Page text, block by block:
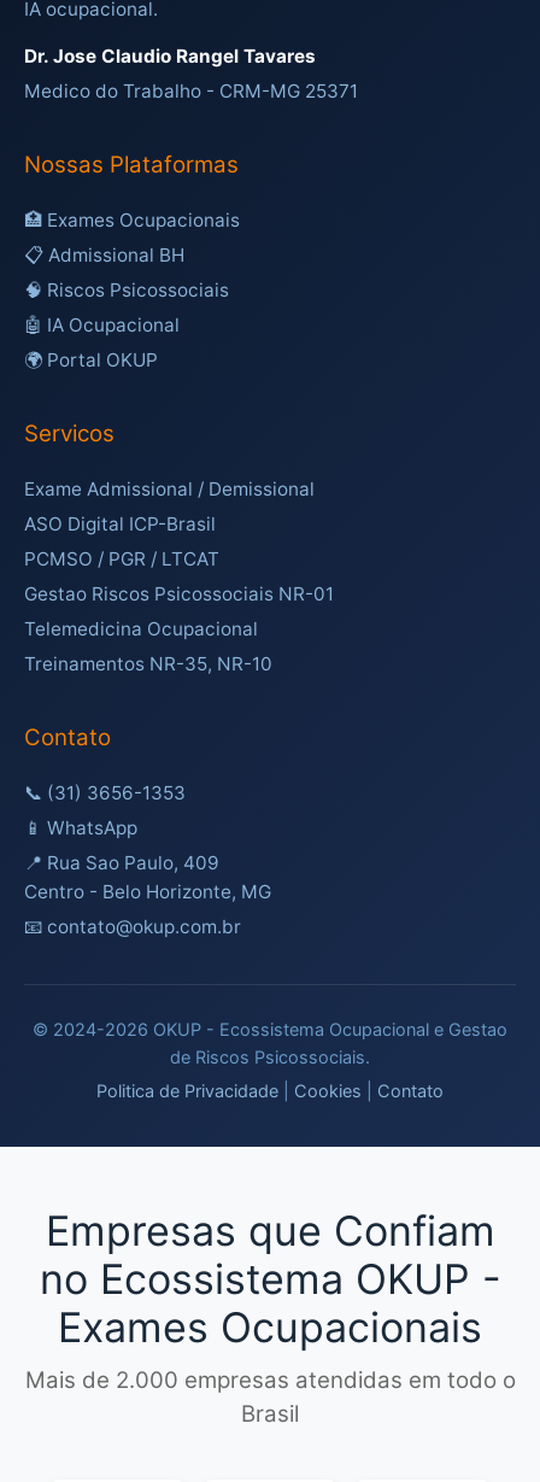
IA ocupacional.
Dr. Jose Claudio Rangel Tavares
Medico do Trabalho - CRM-MG 25371
Nossas Plataformas
🏥 Exames Ocupacionais
📋 Admissional BH
🧠 Riscos Psicossociais
🤖 IA Ocupacional
🌍 Portal OKUP
Servicos
Exame Admissional / Demissional
ASO Digital ICP-Brasil
PCMSO / PGR / LTCAT
Gestao Riscos Psicossociais NR-01
Telemedicina Ocupacional
Treinamentos NR-35, NR-10
Contato
📞 (31) 3656-1353
📱 WhatsApp
📍 Rua Sao Paulo, 409
Centro - Belo Horizonte, MG
📧 contato@okup.com.br
© 2024-2026 OKUP - Ecossistema Ocupacional e Gestao
de Riscos Psicossociais.
Politica de Privacidade
Cookies Contato
Empresas que Confiam
no Ecossistema OKUP -
Exames Ocupacionais
Mais de 2.000 empresas atendidas em todo o
Brasil